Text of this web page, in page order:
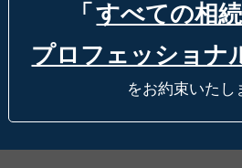
「 すべての相
プロフェッショナ
をお約束いたし